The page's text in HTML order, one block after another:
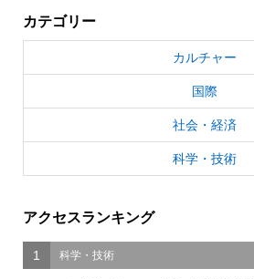
カテゴリー
カルチャー
国際
社会・経済
科学・技術
アクセスランキング
1 科学・技術